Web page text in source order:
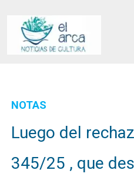
contenido
NOTAS
Luego del
345/25 , que